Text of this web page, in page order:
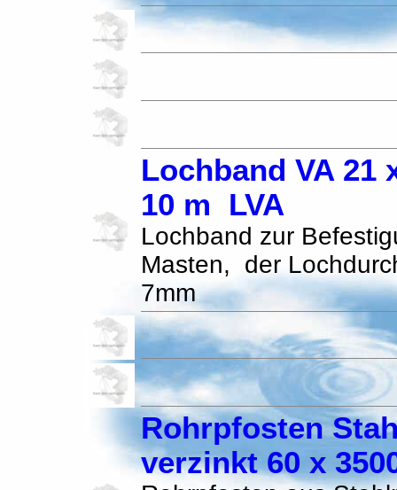
Lochband VA 21
10 m LVA
Lochband zur
Masten, der
7mm
Rohrpfosten
verzinkt 60 x